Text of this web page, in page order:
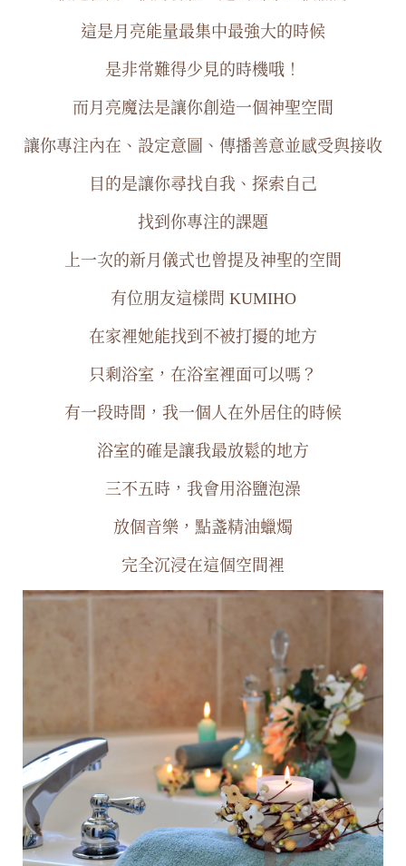
這是月亮能量最集中最強大的時候
是非常難得少見的時機哦！
而月亮魔法是讓你創造一個神聖空間
讓你專注內在、設定意圖、傳播善意並感受與接收
目的是讓你尋找自我、探索自己
找到你專注的課題
上一次的新月儀式也曾提及神聖的空間
有位朋友這樣問 KUMIHO
在家裡她能找到不被打擾的地方
只剩浴室，在浴室裡面可以嗎？
有一段時間，我一個人在外居住的時候
浴室的確是讓我最放鬆的地方
三不五時，我會用浴鹽泡澡
放個音樂，點盞精油蠟燭
完全沉浸在這個空間裡